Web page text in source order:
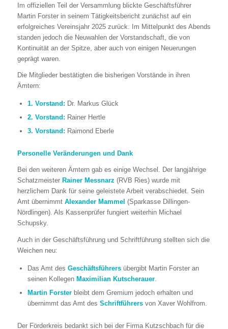
Im offiziellen Teil der Versammlung blickte Geschäftsführer
Martin Forster in seinem Tätigkeitsbericht zunächst auf ein
erfolgreiches Vereinsjahr 2025 zurück. Im Mittelpunkt des Abends
standen jedoch die Neuwahlen der Vorstandschaft, die von
Kontinuität an der Spitze, aber auch von einigen Neuerungen
geprägt waren.
Die Mitglieder bestätigten die bisherigen Vorstände in ihren
Ämtern:
1. Vorstand: Dr. Markus Glück
2. Vorstand: Rainer Hertle
3. Vorstand: Raimond Eberle
Personelle Veränderungen und Dank
Bei den weiteren Ämtern gab es einige Wechsel. Der langjährige
Schatzmeister Rainer Messnarz (RVB Ries) wurde mit
herzlichem Dank für seine geleistete Arbeit verabschiedet. Sein
Amt übernimmt Alexander Mammel (Sparkasse Dillingen-
Nördlingen). Als Kassenprüfer fungiert weiterhin Michael
Schupsky.
Auch in der Geschäftsführung und Schriftführung stellten sich die
Weichen neu:
Das Amt des Geschäftsführersübergibt Martin Forster an
seinen Kollegen Maximilian Kutscherauer.
Martin Forsterbleibt dem Gremium jedoch erhalten und
übernimmt das Amt des Schriftführersvon Xaver Wohlfrom.
Der Förderkreis bedankt sich bei der Firma Kutzschbach für die